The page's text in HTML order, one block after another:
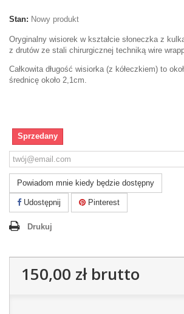
Stan: Nowy produkt
Oryginalny wisiorek w kształcie słoneczka z
z drutów ze stali chirurgicznej techniką wire
Całkowita długość wisiorka (z kółeczkiem) to
średnicę około 2,1cm.
Sprzedany
Powiadom mnie kiedy będzie dostępny
Udostępnij Pinterest
Drukuj
150,00 złbrutto